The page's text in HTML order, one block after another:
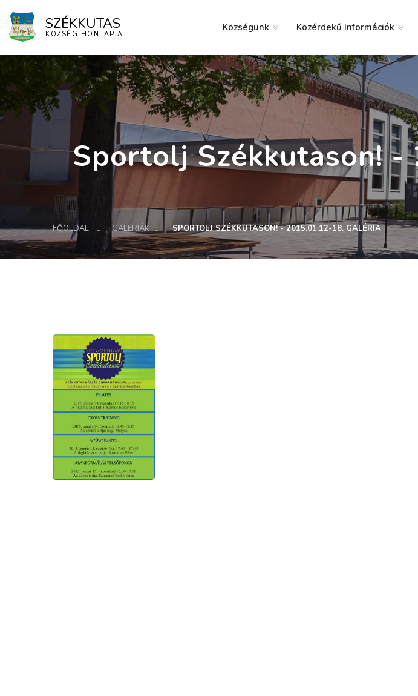
SZÉKKUTAS
KÖZSÉG HONLAPJA
Községünk Közérdekű Információk
Elérhetőség
Sportolj Székkutason!
FŐOLDAL GALÉRIÁK SPORTOLJ SZÉKKUTASON! - 2015.01.12-18. GALÉRIA